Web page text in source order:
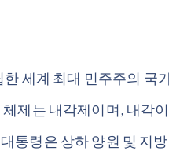
세계 최대 민주주의 국
제는 내각제이며, 내각
통령은 상하 양원 및 지